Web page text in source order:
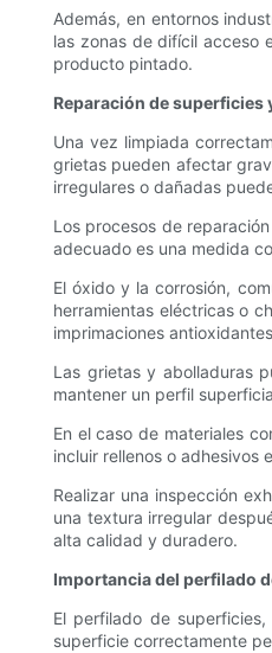
Además, en entornos
las zonas de difícil acceso
producto pintado.
Reparación de superficies
Una vez limpiada
grietas pueden afectar
irregulares o dañadas
Los procesos de
adecuado es una medida
El óxido y la corrosión,
herramientas eléctricas o
imprimaciones
Las grietas y abolladuras
mantener un perfil
En el caso de materiales
incluir rellenos o adhesivos
Realizar una inspección
una textura irregular
alta calidad y duradero.
Importancia del perfilado
El perfilado de
superficie correctamente